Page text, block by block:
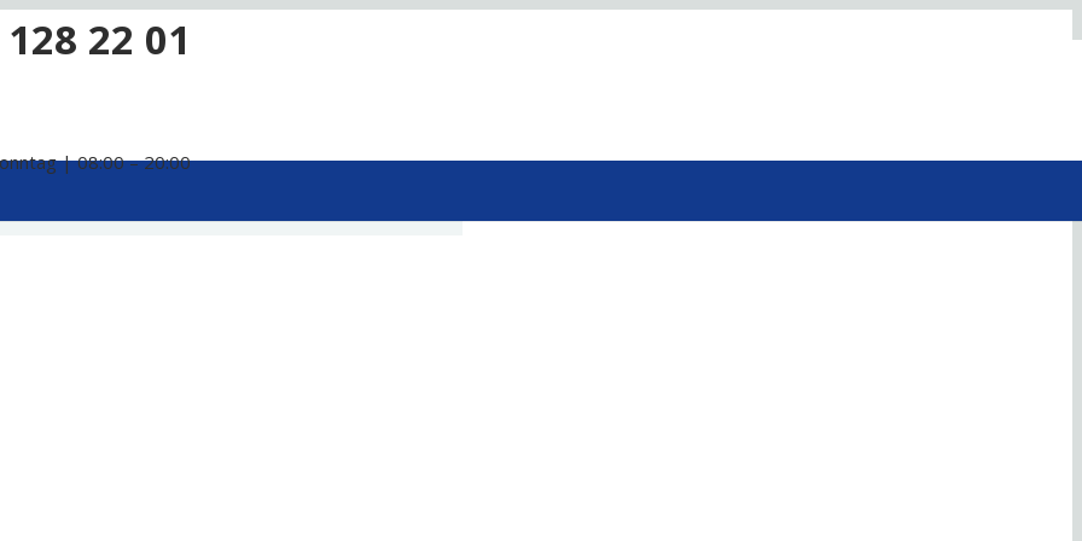
22 01
| 08:00 – 20:00